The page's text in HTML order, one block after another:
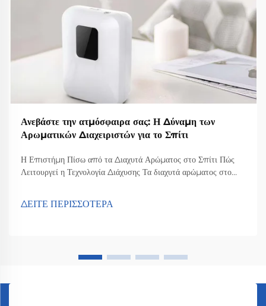
Ανεβάστε την ατμόσφαιρα σας: Η Δύναμη των
Αρωματικών Διαχειριστών για το Σπίτι
Η Επιστήμη Πίσω από τα Διαχυτά Αρώματος στο Σπίτι Πώς
Λειτουργεί η Τεχνολογία Διάχυσης Τα διαχυτά αρώματος στο
σε όλη την αίθουσα. Βασικά, αυτό που συμβαίνει είναι ότι τα
ΔΕΙΤΕ ΠΕΡΙΣΣΟΤΕΡΑ